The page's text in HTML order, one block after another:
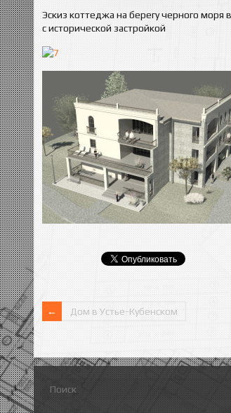
Эскиз коттеджа на берегу черного моря
с исторической застройкой
Дом в Устье-Кубенском